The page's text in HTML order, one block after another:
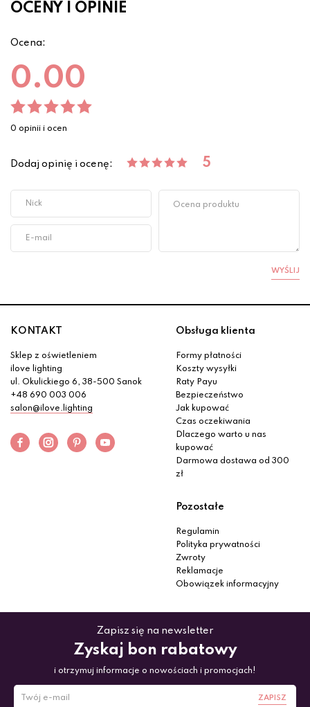
OCENY I OPINIE
Ocena:
0.00
0 opinii i ocen
Dodaj opinię i ocenę: 5
WYŚLIJ
KONTAKT
Sklep z oświetleniem
ilove lighting
ul. Okulickiego 6, 38-500 Sanok
+48 690 003 006
salon@ilove.lighting
Obsługa klienta
Formy płatności
Koszty wysyłki
Raty Payu
Bezpieczeństwo
Jak kupować
Czas oczekiwania
Dlaczego warto u nas
kupować
Darmowa dostawa od 300
zł
Pozostałe
Regulamin
Polityka prywatności
Zwroty
Reklamacje
Obowiązek informacyjny
Zapisz się na newsletter
Zyskaj bon rabatowy
i otrzymuj informacje o nowościach i promocjach!
ZAPISZ